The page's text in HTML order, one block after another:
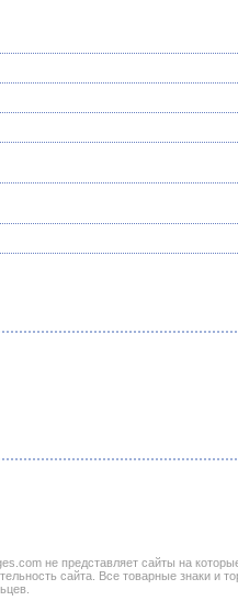
не представляет сайты на
сайта. Все товарные знаки и